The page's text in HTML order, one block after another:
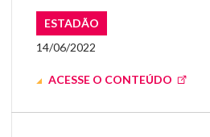
ESTADÃO
14/06/2022
ACESSE O CONTEÚDO